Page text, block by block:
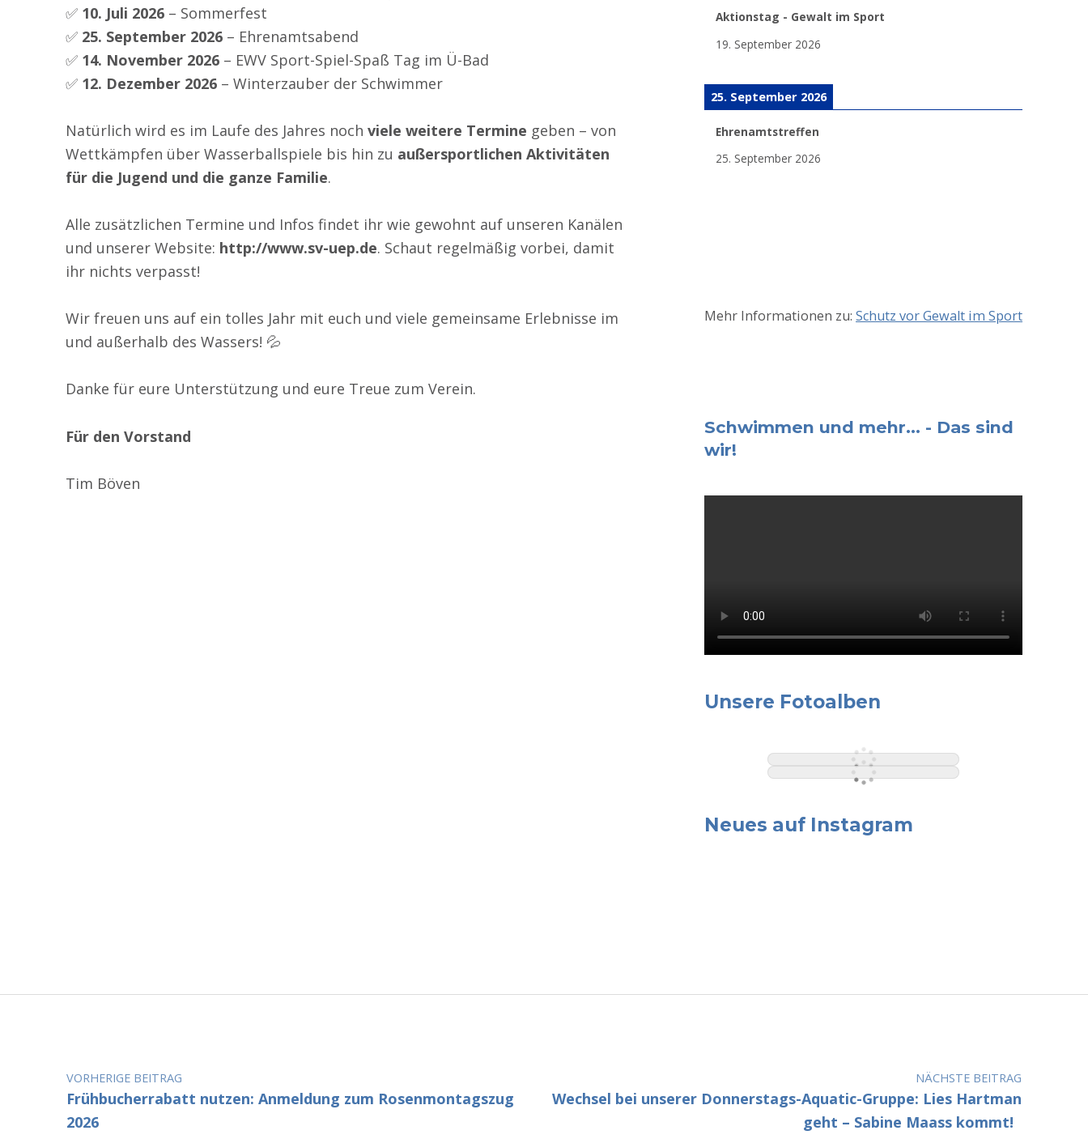
✅ 10. Juli 2026– Sommerfest
✅ 25. September 2026– Ehrenamtsabend
✅ 14. November 2026– EWV Sport-Spiel-Spaß Tag im Ü-Bad
✅ 12. Dezember 2026– Winterzauber der Schwimmer
Natürlich wird es im Laufe des Jahres noch viele weitere Termine geben – von
Wettkämpfen über Wasserballspiele bis hin zu außersportlichen Aktivitäten
für die Jugend und die ganze Familie.
Alle zusätzlichen Termine und Infos findet ihr wie gewohnt auf unseren Kanälen
und unserer Website: http://www.sv-uep.de. Schaut regelmäßig vorbei, damit
ihr nichts verpasst!
Wir freuen uns auf ein tolles Jahr mit euch und viele gemeinsame Erlebnisse im
und außerhalb des Wassers! 💦
Danke für eure Unterstützung und eure Treue zum Verein.
Für den Vorstand
Tim Böven
Aktionstag - Gewalt im Sport
19. September 2026
25. September 2026
Ehrenamtstreffen
25. September 2026
Mehr Informationen zu:Schutz vor Gewalt im Sport
Schwimmen und mehr... - Das sind
wir!
Unsere Fotoalben
Neues auf Instagram
Beitragsnavigation
VORHERIGE BEITRAG
Frühbucherrabatt nutzen: Anmeldung zum Rosenmontagszug
2026
NÄCHSTE BEITRAG
Wechsel bei unserer Donnerstags-Aquatic-Gruppe: Lies Hartman
geht – Sabine Maass kommt!